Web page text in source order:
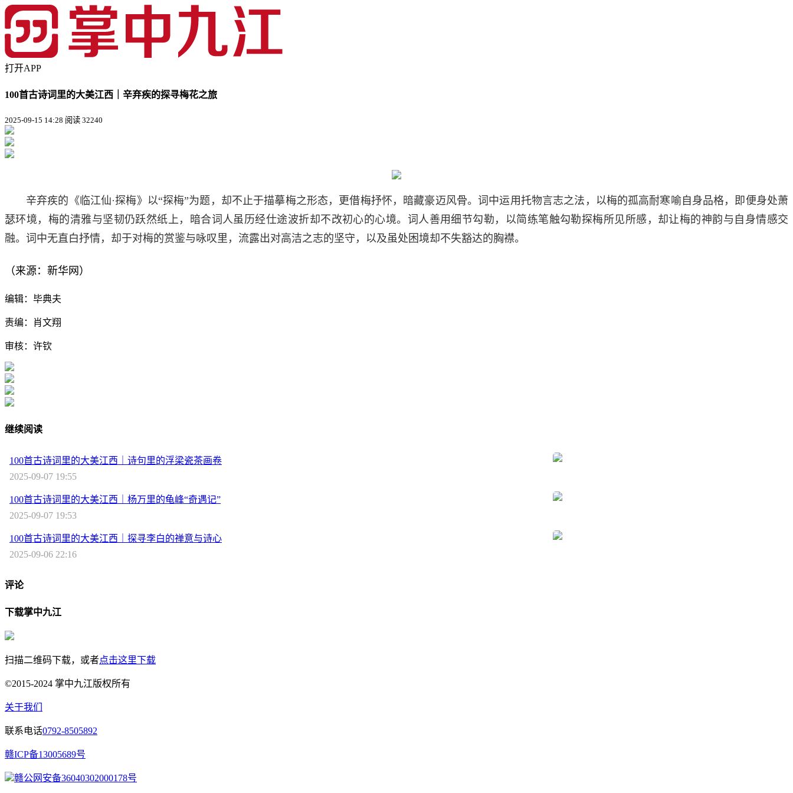
打开APP
100首古诗词里的大美江西｜辛弃疾的探寻梅花之旅
2025-09-15 14:28 阅读 32240
辛弃疾的《临江仙·探梅》以“探梅”为题，却不止于描摹梅之形态，更借梅抒怀，暗藏豪迈风骨。词中运用托物言志之法，以梅的孤高耐寒喻自身品格，即便身处萧
瑟环境，梅的清雅与坚韧仍跃然纸上，暗合词人虽历经仕途波折却不改初心的心境。词人善用细节勾勒，以简练笔触勾勒探梅所见所感，却让梅的神韵与自身情感交
融。词中无直白抒情，却于对梅的赏鉴与咏叹里，流露出对高洁之志的坚守，以及虽处困境却不失豁达的胸襟。
（来源：新华网）
编辑：毕典夫
责编：肖文翔
审核：许钦
继续阅读
100首古诗词里的大美江西｜诗句里的浮梁瓷茶画卷
2025-09-07 19:55
100首古诗词里的大美江西｜杨万里的龟峰“奇遇记”
2025-09-07 19:53
100首古诗词里的大美江西｜探寻李白的禅意与诗心
2025-09-06 22:16
评论
下载掌中九江
扫描二维码下载，或者点击这里下载
©2015-2024 掌中九江版权所有
关于我们
联系电话0792-8505892
赣ICP备13005689号
赣公网安备36040302000178号